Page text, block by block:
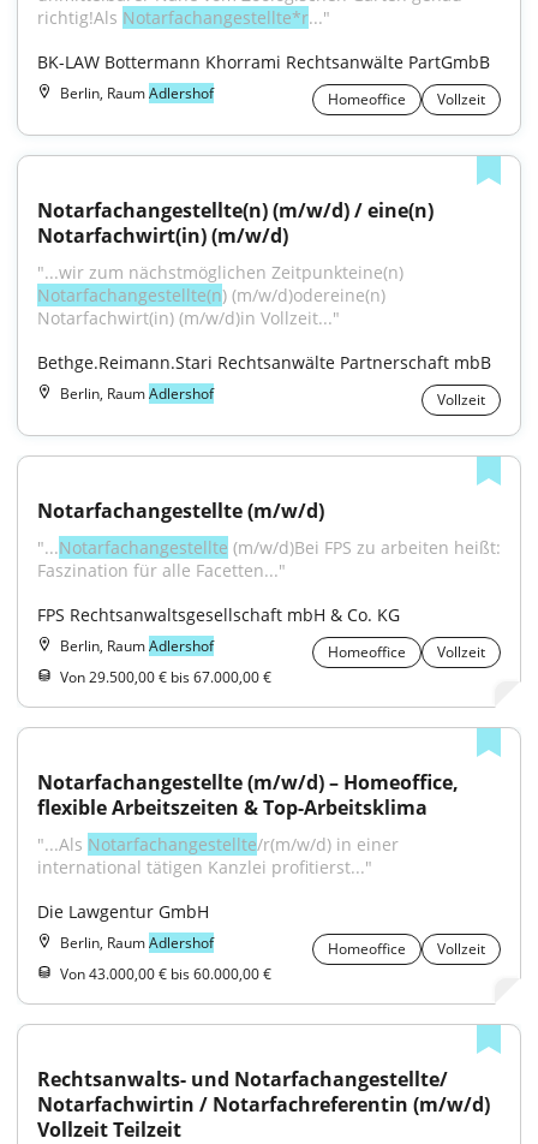
richtig!Als Notarfachangestellte*r..."
BK-LAW Bottermann Khorrami Rechtsanwälte PartGmbB
Berlin, RaumAdlershof Homeoffice Vollzeit
Notarfachangestellte(n) (m/w/d) / eine(n)
Notarfachwirt(in) (m/w/d)
Notarfachangestellte(n) (m/w/d)odereine(n)
Notarfachwirt(in) (m/w/d)in Vollzeit..."
Bethge.Reimann.Stari Rechtsanwälte Partnerschaft mbB
Berlin, RaumAdlershof Vollzeit
Notarfachangestellte (m/w/d)
"...Notarfachangestellte (m/w/d)Bei FPS zu arbeiten heißt:
Faszination für alle Facetten..."
FPS Rechtsanwaltsgesellschaft mbH & Co. KG
Berlin, RaumAdlershof Homeoffice
Vollzeit
Von 29.500,00 € bis 67.000,00 €
Notarfachangestellte (m/w/d) – Homeoffice,
flexible Arbeitszeiten & Top-Arbeitsklima
"...Als Notarfachangestellte/r(m/w/d) in einer
international tätigen Kanzlei profitierst..."
Die Lawgentur GmbH
Berlin, RaumAdlershof Homeoffice
Vollzeit
Von 43.000,00 € bis 60.000,00 €
Rechtsanwalts- und Notarfachangestellte/
Notarfachwirtin / Notarfachreferentin (m/w/d)
Vollzeit Teilzeit